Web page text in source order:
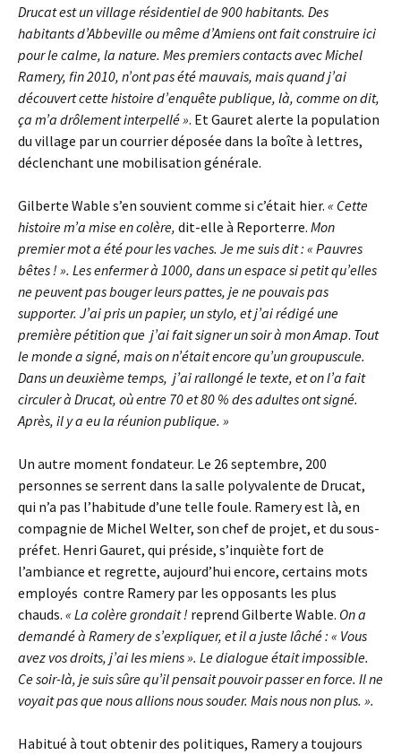
Drucat est un village résidentiel de 900 habitants. Des
habitants d’Abbeville ou même d’Amiens ont fait construire ici
pour le calme, la nature. Mes premiers contacts avec Michel
Ramery, fin 2010, n’ont pas été mauvais, mais quand j’ai
découvert cette histoire d’enquête publique, là, comme on dit,
ça m’a drôlement interpellé ». Et Gauret alerte la population
du village par un courrier déposée dans la boîte à lettres,
déclenchant une mobilisation générale.
Gilberte Wable s’en souvient comme si c’était hier. « Cette
histoire m’a mise en colère, dit-elle à Reporterre. Mon
premier mot a été pour les vaches. Je me suis dit : « Pauvres
bêtes ! ». Les enfermer à 1000, dans un espace si petit qu’elles
ne peuvent pas bouger leurs pattes, je ne pouvais pas
supporter. J’ai pris un papier, un stylo, et j’ai rédigé une
première pétition que j’ai fait signer un soir à mon Amap. Tout
le monde a signé, mais on n’était encore qu’un groupuscule.
Dans un deuxième temps, j’ai rallongé le texte, et on l’a fait
circuler à Drucat, où entre 70 et 80 % des adultes ont signé.
Après, il y a eu la réunion publique. »
Un autre moment fondateur. Le 26 septembre, 200
personnes se serrent dans la salle polyvalente de Drucat,
qui n’a pas l’habitude d’une telle foule. Ramery est là, en
compagnie de Michel Welter, son chef de projet, et du sous-
préfet. Henri Gauret, qui préside, s’inquiète fort de
l’ambiance et regrette, aujourd’hui encore, certains mots
employés contre Ramery par les opposants les plus
chauds. « La colère grondait ! reprend Gilberte Wable. On a
demandé à Ramery de s’expliquer, et il a juste lâché : « Vous
avez vos droits, j’ai les miens ». Le dialogue était impossible.
Ce soir-là, je suis sûre qu’il pensait pouvoir passer en force. Il ne
voyait pas que nous allions nous souder. Mais nous non plus. ».
Habitué à tout obtenir des politiques, Ramery a toujours